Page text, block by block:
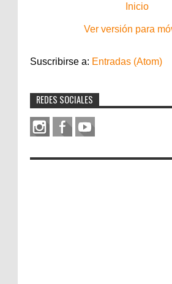
Inicio
Ver versión para
Suscribirse a: Entradas (Atom)
REDES SOCIALES